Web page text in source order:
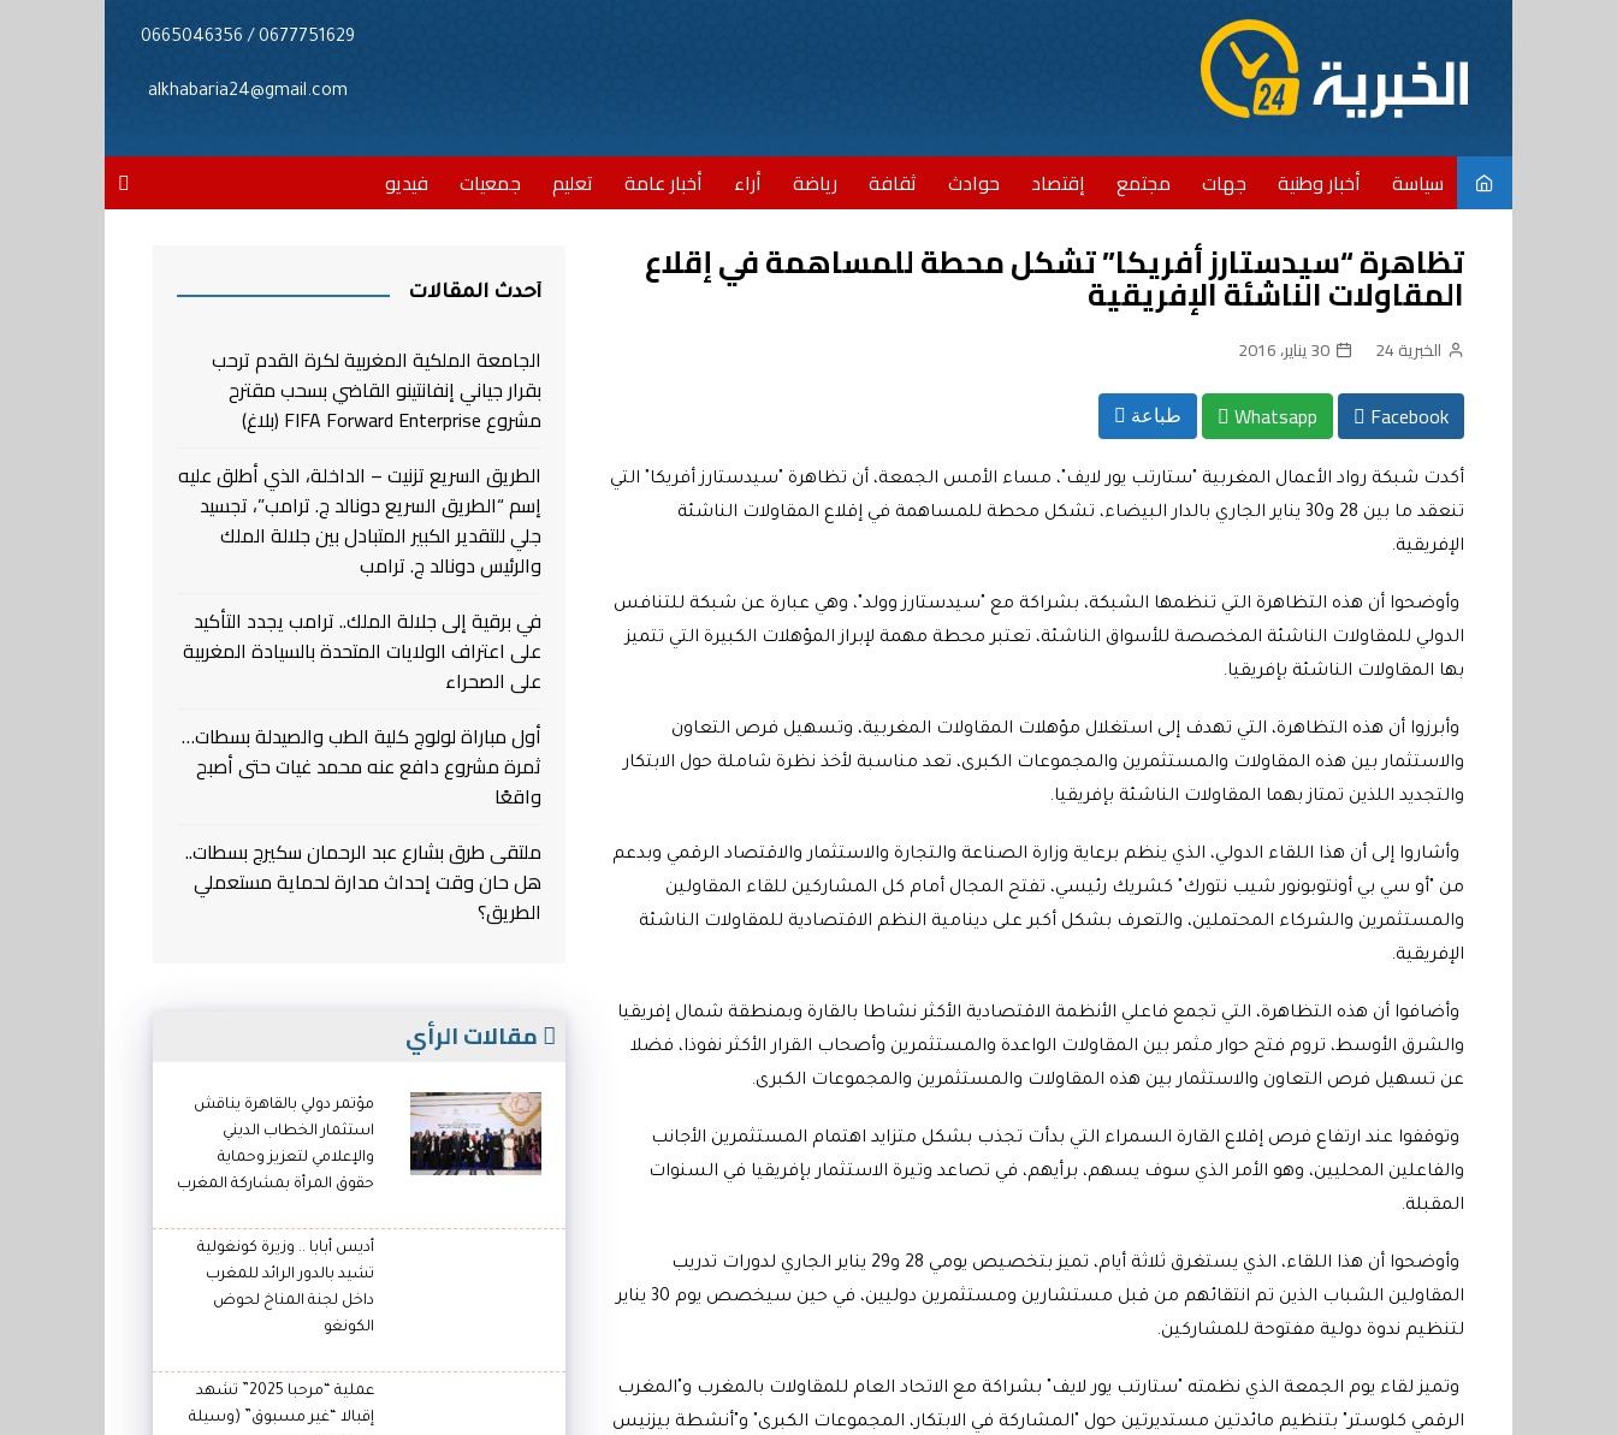
0677751629 / 0665046356
alkhabaria24@gmail.com
سياسة أخبار وطنية جهات مجتمع إقتصاد حوادث ثقافة رياضة أراء أخبار عامة تعليم جمعيات فيديو
تظاهرة “سيدستارز أفريكا” تشكل محطة للمساهمة في إقلاع
المقاولات الناشئة الإفريقية
الخبرية 24 30 يناير، 2016
Facebook
Whatsapp طباعة
أكدت شبكة رواد الأعمال المغربية "ستارتب يور لايف"، مساء الأمس الجمعة، أن تظاهرة "سيدستارز أفريكا" التي
تنعقد ما بين 28 و30 يناير الجاري بالدار البيضاء، تشكل محطة للمساهمة في إقلاع المقاولات الناشئة
الإفريقية.
وأوضحوا أن هذه التظاهرة التي تنظمها الشبكة، بشراكة مع "سيدستارز وولد"، وهي عبارة عن شبكة للتنافس
الدولي للمقاولات الناشئة المخصصة للأسواق الناشئة، تعتبر محطة مهمة لإبراز المؤهلات الكبيرة التي تتميز
بها المقاولات الناشئة بإفريقيا.
وأبرزوا أن هذه التظاهرة، التي تهدف إلى استغلال مؤهلات المقاولات المغربية، وتسهيل فرص التعاون
والاستثمار بين هذه المقاولات والمستثمرين والمجموعات الكبرى، تعد مناسبة لأخذ نظرة شاملة حول الابتكار
والتجديد اللذين تمتاز بهما المقاولات الناشئة بإفريقيا.
وأشاروا إلى أن هذا اللقاء الدولي، الذي ينظم برعاية وزارة الصناعة والتجارة والاستثمار والاقتصاد الرقمي وبدعم
من "أو سي بي أونتوبونور شيب نتورك" كشريك رئيسي، تفتح المجال أمام كل المشاركين للقاء المقاولين
والمستثمرين والشركاء المحتملين، والتعرف بشكل أكبر على دينامية النظم الاقتصادية للمقاولات الناشئة
الإفريقية.
وأضافوا أن هذه التظاهرة، التي تجمع فاعلي الأنظمة الاقتصادية الأكثر نشاطا بالقارة وبمنطقة شمال إفريقيا
والشرق الأوسط، تروم فتح حوار مثمر بين المقاولات الواعدة والمستثمرين وأصحاب القرار الأكثر نفوذا، فضلا
عن تسهيل فرص التعاون والاستثمار بين هذه المقاولات والمستثمرين والمجموعات الكبرى.
وتوقفوا عند ارتفاع فرص إقلاع القارة السمراء التي بدأت تجذب بشكل متزايد اهتمام المستثمرين الأجانب
والفاعلين المحليين، وهو الأمر الذي سوف يسهم، برأيهم، في تصاعد وتيرة الاستثمار بإفريقيا في السنوات
المقبلة.
وأوضحوا أن هذا اللقاء، الذي يستغرق ثلاثة أيام، تميز بتخصيص يومي 28 و29 يناير الجاري لدورات تدريب
المقاولين الشباب الذين تم انتقائهم من قبل مستشارين ومستثمرين دوليين، في حين سيخصص يوم 30 يناير
لتنظيم ندوة دولية مفتوحة للمشاركين.
وتميز لقاء يوم الجمعة الذي نظمته "ستارتب يور لايف" بشراكة مع الاتحاد العام للمقاولات بالمغرب و"المغرب
الرقمي كلوستر" بتنظيم مائدتين مستديرتين حول "المشاركة في الابتكار، المجموعات الكبرى" و"أنشطة بيزنيس
أحدث المقالات
الجامعة الملكية المغربية لكرة القدم ترحب
بقرار جياني إنفانتينو القاضي بسحب مقترح
مشروع FIFA Forward Enterprise (بلاغ)
الطريق السريع تزنيت – الداخلة، الذي أطلق عليه
إسم “الطريق السريع دونالد ج. ترامب”، تجسيد
جلي للتقدير الكبير المتبادل بين جلالة الملك
والرئيس دونالد ج. ترامب
في برقية إلى جلالة الملك.. ترامب يجدد التأكيد
على اعتراف الولايات المتحدة بالسيادة المغربية
على الصحراء
أول مباراة لولوج كلية الطب والصيدلة بسطات…
ثمرة مشروع دافع عنه محمد غيات حتى أصبح
واقعًا
ملتقى طرق بشارع عبد الرحمان سكيرج بسطات..
هل حان وقت إحداث مدارة لحماية مستعملي
الطريق؟
مقالات الرأي
مؤتمر دولي بالقاهرة يناقش
استثمار الخطاب الديني
والإعلامي لتعزيز وحماية
حقوق المرأة بمشاركة المغرب
أديس أبابا .. وزيرة كونغولية
تشيد بالدور الرائد للمغرب
داخل لجنة المناخ لحوض
الكونغو
عملية “مرحبا 2025” تشهد
إقبالا “غير مسبوق” (وسيلة